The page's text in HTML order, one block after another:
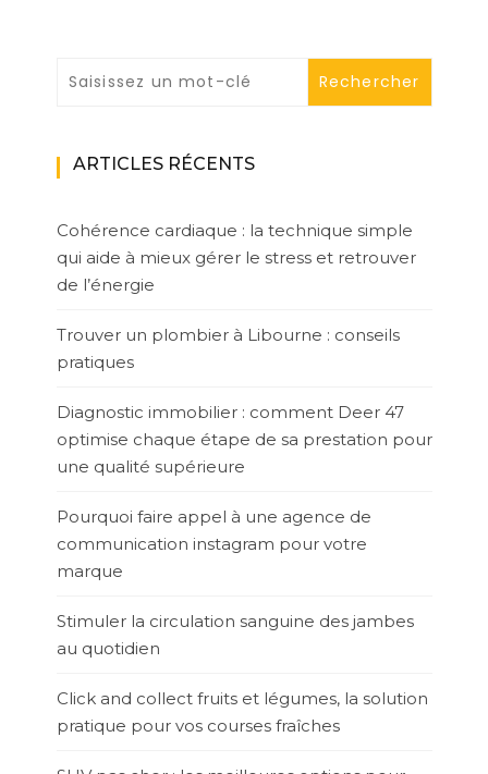
ARTICLES RÉCENTS
Cohérence cardiaque : la technique simple
qui aide à mieux gérer le stress et retrouver
de l’énergie
Trouver un plombier à Libourne : conseils
pratiques
Diagnostic immobilier : comment Deer 47
optimise chaque étape de sa prestation pour
une qualité supérieure
Pourquoi faire appel à une agence de
communication instagram pour votre
marque
Stimuler la circulation sanguine des jambes
au quotidien
Click and collect fruits et légumes, la solution
pratique pour vos courses fraîches